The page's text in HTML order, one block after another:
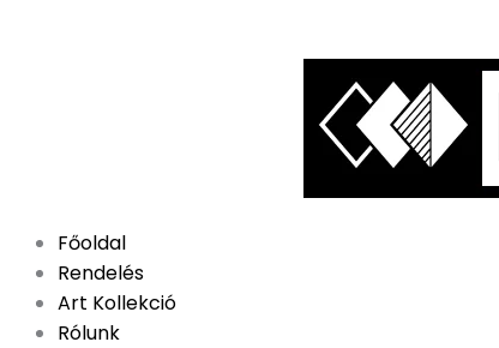
Főoldal
Rendelés
Art Kollekció
Rólunk